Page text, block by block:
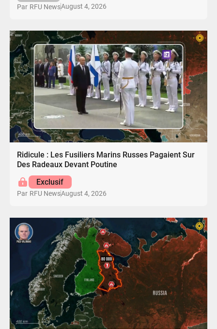
Par RFU NewsAugust 4, 2026
Ridicule : Les Fusiliers Marins Russes Pagaient Sur
Des Radeaux Devant Poutine
Exclusif
Par RFU NewsAugust 4, 2026